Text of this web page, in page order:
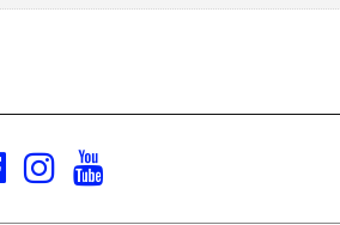
Facebook
Instagram